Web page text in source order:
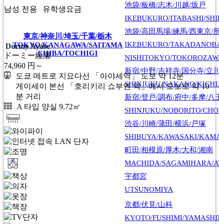
東京/神奈川/埼玉/千葉/栃木
TOKYO/KANAGAWA/SAITAMA
CHIBA/TOCHIGI
池袋/板橋/志木/川越/坂戸
IKEBUKURO/ITABASHI/
池袋/高田馬場/練馬/西東京/
IKEBUKURO/
NISHITOKYO/
新宿/中野/吉祥寺/国分寺/立
SHINJUKU/NAKANO/
新宿/登戸/調布/府中/多摩/八
SHINJUKU/NOBORITO/
渋谷/川崎/蒲田/横浜/戸塚
SHIBUYA/KAWASAKI/
町田/相模原/厚木/大和/湘南
MACHIDA/SAGAMIHARA/
宇都宮
UTSUNOMIYA
京都/伏見/山科
KYOTO/FUSHIMI/
남성 전용 유학생요금
Dormy Ayase
ドーミー綾瀬
74,960 円～
도쿄 메트로 지요다선 「아야세역」 도보 약 12분
게이세이 본선 「호리키리 쇼부엔 역」에서 도보로 약 10
분 거리
A 타입 양실 9.72㎡